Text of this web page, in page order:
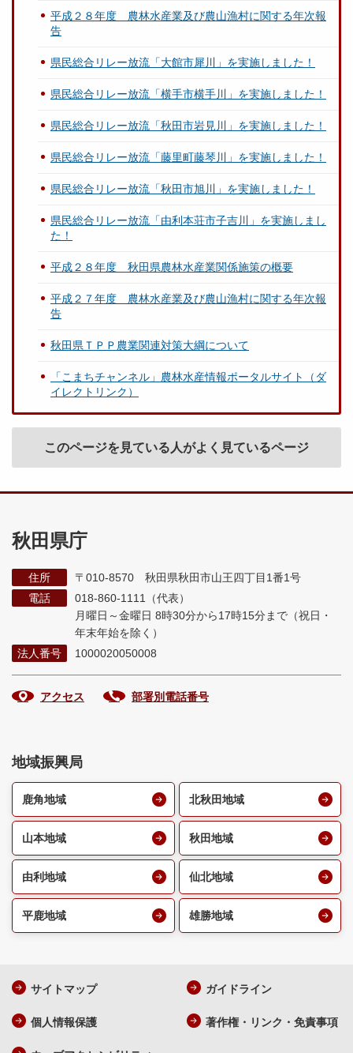
平成２８年度 農林水産業及び農山漁村に関する年次報
告
県民総合リレー放流「大館市犀川」を実施しました！
県民総合リレー放流「横手市横手川」を実施しました！
県民総合リレー放流「秋田市岩見川」を実施しました！
県民総合リレー放流「藤里町藤琴川」を実施しました！
県民総合リレー放流「秋田市旭川」を実施しました！
県民総合リレー放流「由利本荘市子吉川」を実施しまし
た！
平成２８年度 秋田県農林水産業関係施策の概要
平成２７年度 農林水産業及び農山漁村に関する年次報
告
秋田県ＴＰＰ農業関連対策大綱について
「こまちチャンネル」農林水産情報ポータルサイト（ダ
イレクトリンク）
このページを見ている人がよく見ているページ
秋田県庁
住所
〒010-8570 秋田県秋田市山王四丁目1番1号
電話
018-860-1111（代表）
月曜日～金曜日 8時30分から17時15分まで （祝日・
年末年始を除く）
法人番号
1000020050008
アクセス 部署別電話番号
地域振興局
鹿角地域 北秋田地域
山本地域 秋田地域
由利地域 仙北地域
平鹿地域 雄勝地域
サイトマップ ガイドライン
個人情報保護 著作権・リンク・免責事項